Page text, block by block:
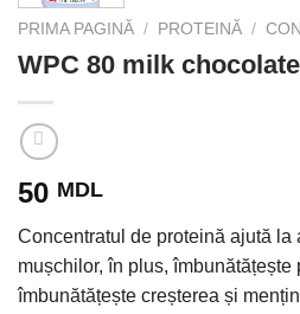
PRIMA PAGINĂ / PROTEINĂ /
WPC 80 milk
50 MDL
Concentratul de proteină ajută la
mușchilor, în plus, îmbunătățește
îmbunătățește creșterea și